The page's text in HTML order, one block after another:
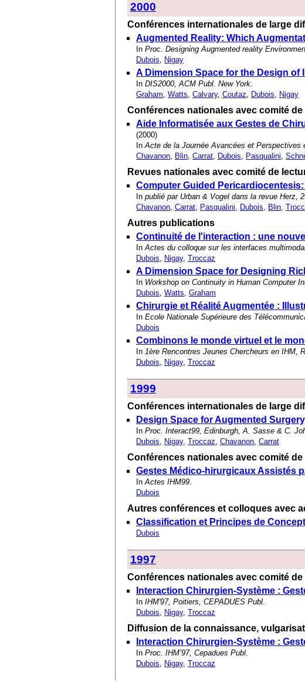
2000
Conférences internationales de large
Augmented Reality: Which
In Proc. Designing Augmented reality
Dubois, Nigay
A Dimension Space for the Design
In DIS2000, ACM Publ. New York.
Graham, Watts, Calvary, Coutaz, Dubois, Nigay
Conférences nationales avec comité
Aide Informatisée aux Gestes de
(2000)
InActe de la Journée Avancées et Perspectives
Chavanon, Blin, Carrat, Dubois, Pasqualini,
Revues nationales avec comité de
Computer Guided
In publié par Urban & Vogel dans la revue Herz,
Chavanon, Carrat, Pasqualini, Dubois, Blin,
Autres publications
Continuité de l'interaction : une
InActes du colloque sur les interfaces
Dubois, Nigay, Troccaz
A Dimension Space for Designing
In Workshop on Continuity in Human Computer
Dubois, Watts, Graham
Chirurgie et Réalité Augmentée :
In Ecole Nationale Supérieure des
Dubois
Combinons le monde virtuel et le
In 1ère Rencontres Jeunes Chercheurs en IHM,
Dubois, Nigay, Troccaz
1999
Conférences internationales de large
Design Space for Augmented
In Proc. Interact99, Edinburgh, A. Sasse & C.
Dubois, Nigay, Troccaz, Chavanon, Carrat
Conférences nationales avec comité
Gestes Médico-hirurgicaux Assistés
InActes IHM99.
Dubois
Autres conférences et colloques avec
Classification et Principes de
Dubois
1997
Conférences nationales avec comité
Interaction Chirurgien-Système :
In IHM'97, Poitiers, CEPADUES Publ.
Dubois, Nigay, Troccaz
Diffusion de la connaissance,
Interaction Chirurgien-Système :
In Proc. IHM’97, Cepadues Publ.
Dubois, Nigay, Troccaz